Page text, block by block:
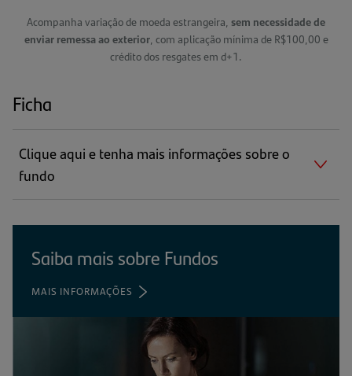
Acompanha variação de moeda estrangeira, sem necessidade de
enviar remessa ao exterior, com aplicação mínima de R$100,00 e
crédito dos resgates em d+1.
Ficha
Clique aqui e tenha mais informações sobre o
fundo
Saiba mais sobre Fundos
MAIS INFORMAÇÕES (ABRE
UMA
NOVA
ABA)